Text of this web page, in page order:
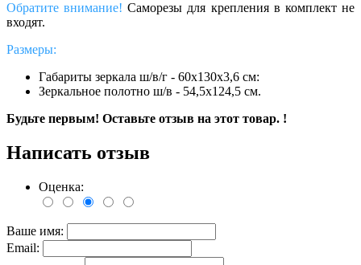
Обратите внимание!Саморезы для крепления в комплект не
входят.
Размеры:
Габариты зеркала ш/в/г - 60х130х3,6 см:
Зеркальное полотно ш/в - 54,5х124,5 см.
Будьте первым! Оставьте отзыв на этот товар. !
Написать отзыв
Оценка:
Ваше имя:
Email: